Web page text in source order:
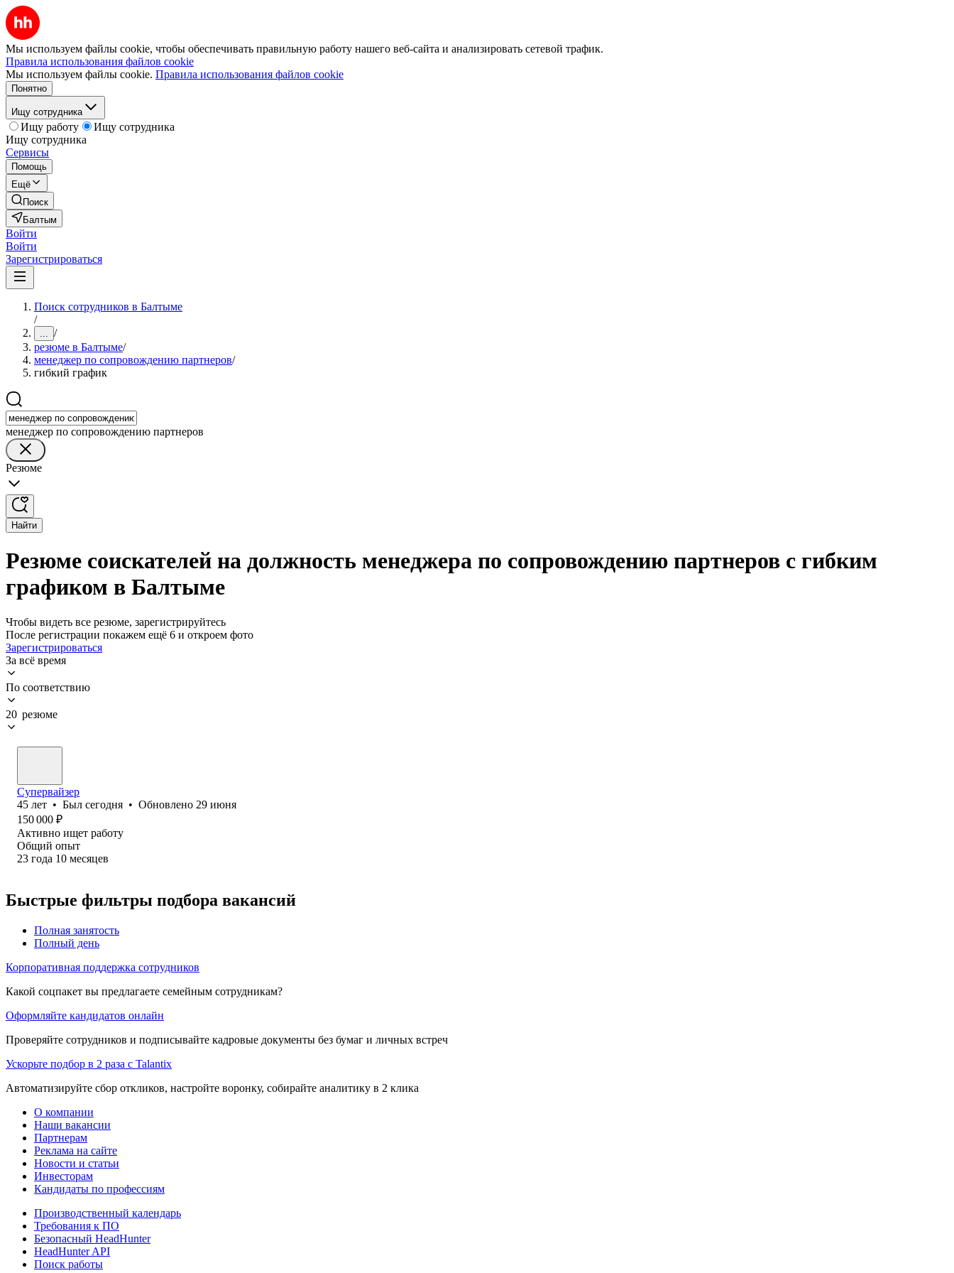
Мы используем файлы cookie, чтобы обеспечивать правильную работу нашего веб-сайта и анализировать сетевой трафик.
Правила использования файлов cookie
Мы используем файлы cookie. Правила использования файлов cookie
Понятно
Ищу сотрудника
Ищу работу
Ищу сотрудника
Ищу сотрудника
Сервисы
Помощь
Ещё
Поиск
Балтым
Войти
Войти
Зарегистрироваться
Поиск сотрудников в Балтыме
/
... /
резюме в Балтыме/
менеджер по сопровождению партнеров/
гибкий график
менеджер по сопровождению партнеров
Резюме
Найти
Резюме соискателей на должность менеджера по сопровождению партнеров с гибким
графиком в Балтыме
Чтобы видеть все резюме, зарегистрируйтесь
После регистрации покажем ещё 6 и откроем фото
Зарегистрироваться
За всё время
По соответствию
20 резюме
Супервайзер
45 лет • Был сегодня • Обновлено 29 июня
150 000 ₽
Активно ищет работу
Общий опыт
23 года 10 месяцев
Быстрые фильтры подбора вакансий
Полная занятость
Полный день
Корпоративная поддержка сотрудников
Какой соцпакет вы предлагаете семейным сотрудникам?
Оформляйте кандидатов онлайн
Проверяйте сотрудников и подписывайте кадровые документы без бумаг и личных встреч
Ускорьте подбор в 2 раза с Talantix
Автоматизируйте сбор откликов, настройте воронку, собирайте аналитику в 2 клика
О компании
Наши вакансии
Партнерам
Реклама на сайте
Новости и статьи
Инвесторам
Кандидаты по профессиям
Производственный календарь
Требования к ПО
Безопасный HeadHunter
HeadHunter API
Поиск работы